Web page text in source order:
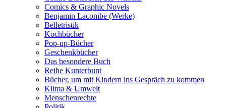
Comics & Graphic Novels
Benjamin Lacombe (Werke)
Belletristik
Kochbücher
Pop-up-Bücher
Geschenkbücher
Das besondere Buch
Reihe Kunterbunt
Bücher, um mit Kindern ins Gespräch zu kommen
Klima & Umwelt
Menschenrechte